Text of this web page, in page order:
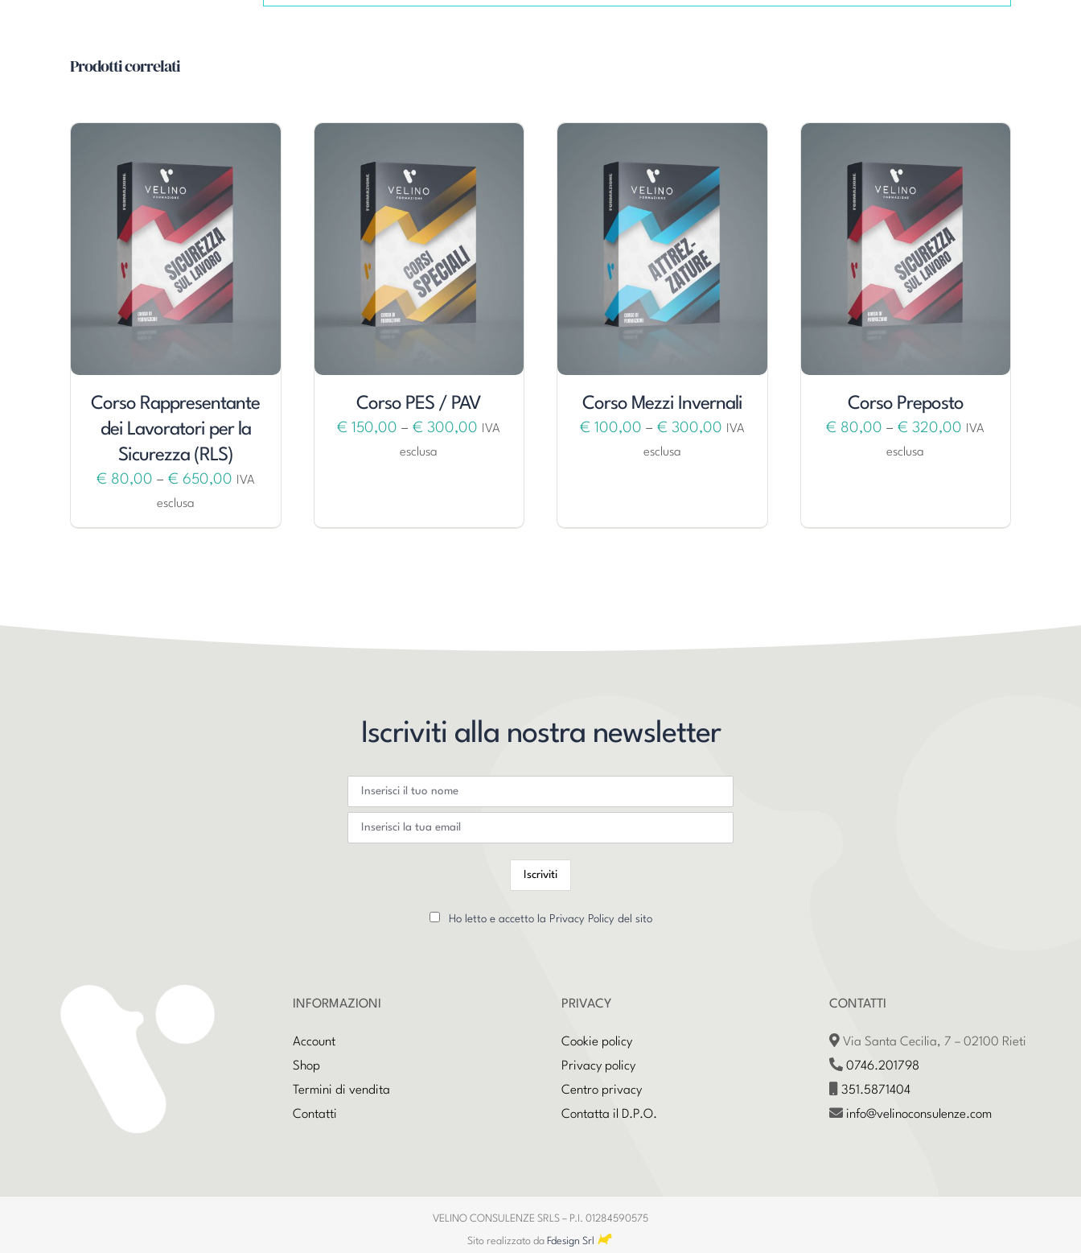
Prodotti correlati
Corso Rappresentante
dei Lavoratori per la
Sicurezza (RLS)
€ 80,00 – € 650,00
IVA
esclusa
Corso PES / PAV
€ 150,00 –€ 300,00
IVA
esclusa
Corso Mezzi Invernali
€ 100,00 – € 300,00
IVA
esclusa
Corso Preposto
€ 80,00 –€ 320,00
IVA
esclusa
Iscriviti alla nostra newsletter
Ho letto e accetto la Privacy Policy del sito
INFORMAZIONI
Account
Shop
Termini di vendita
Contatti
PRIVACY
Cookie policy
Privacy policy
Centro privacy
Contatta il D.P.O.
CONTATTI
Via Santa Cecilia, 7 – 02100 Rieti
0746.201798
351.5871404
info@velinoconsulenze.com
VELINO CONSULENZE SRLS – P.I. 01284590575
Sito realizzato da Fdesign Srl